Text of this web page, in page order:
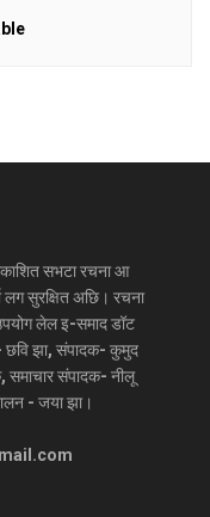
सभटा रचना आ
लग सुरक्षित अछि। रचना
लेल इ-समाद डॉट
झा, संपादक- कुमुद
समाचार संपादक- नीलू
- जया झा।